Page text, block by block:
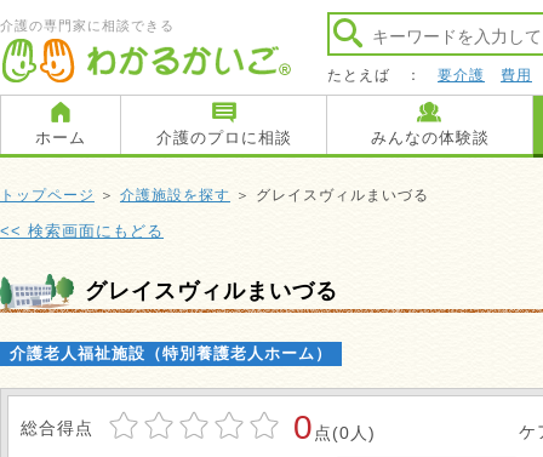
介護の専門家に相談できる
たとえば ： 要介護 費用
ホーム 介護のプロに相談 みんなの体験談
トップページ ＞ 介護施設を探す ＞ グレイスヴィルまいづる
<< 検索画面にもどる
グレイスヴィルまいづる
介護老人福祉施設（特別養護老人ホーム）
総合得点 0 点(0人) ケ